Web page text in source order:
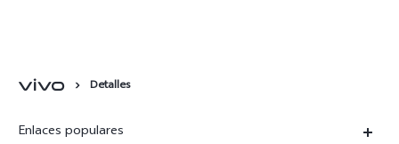
Detalles
Enlaces populares